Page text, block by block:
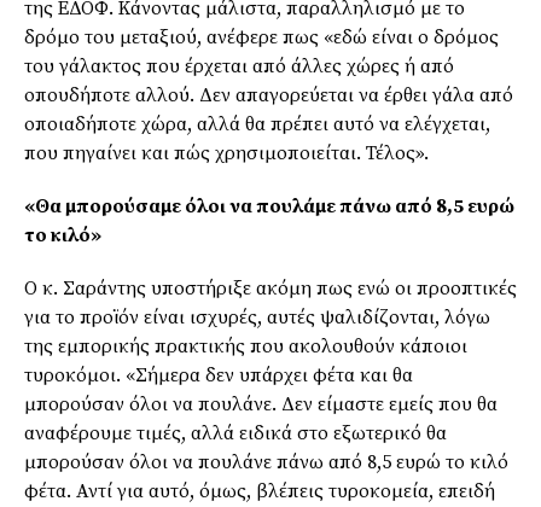
της ΕΔΟΦ. Κάνοντας μάλιστα, παραλληλισμό με το
δρόμο του μεταξιού, ανέφερε πως «εδώ είναι ο δρόμος
του γάλακτος που έρχεται από άλλες χώρες ή από
οπουδήποτε αλλού. Δεν απαγορεύεται να έρθει γάλα από
οποιαδήποτε χώρα, αλλά θα πρέπει αυτό να ελέγχεται,
που πηγαίνει και πώς χρησιμοποιείται. Τέλος».
«Θα μπορούσαμε όλοι να πουλάμε πάνω από 8,5 ευρώ
το κιλό»
Ο κ. Σαράντης υποστήριξε ακόμη πως ενώ οι προοπτικές
για το προϊόν είναι ισχυρές, αυτές ψαλιδίζονται, λόγω
της εμπορικής πρακτικής που ακολουθούν κάποιοι
τυροκόμοι. «Σήμερα δεν υπάρχει φέτα και θα
μπορούσαν όλοι να πουλάνε. Δεν είμαστε εμείς που θα
αναφέρουμε τιμές, αλλά ειδικά στο εξωτερικό θα
μπορούσαν όλοι να πουλάνε πάνω από 8,5 ευρώ το κιλό
φέτα. Αντί για αυτό, όμως, βλέπεις τυροκομεία, επειδή